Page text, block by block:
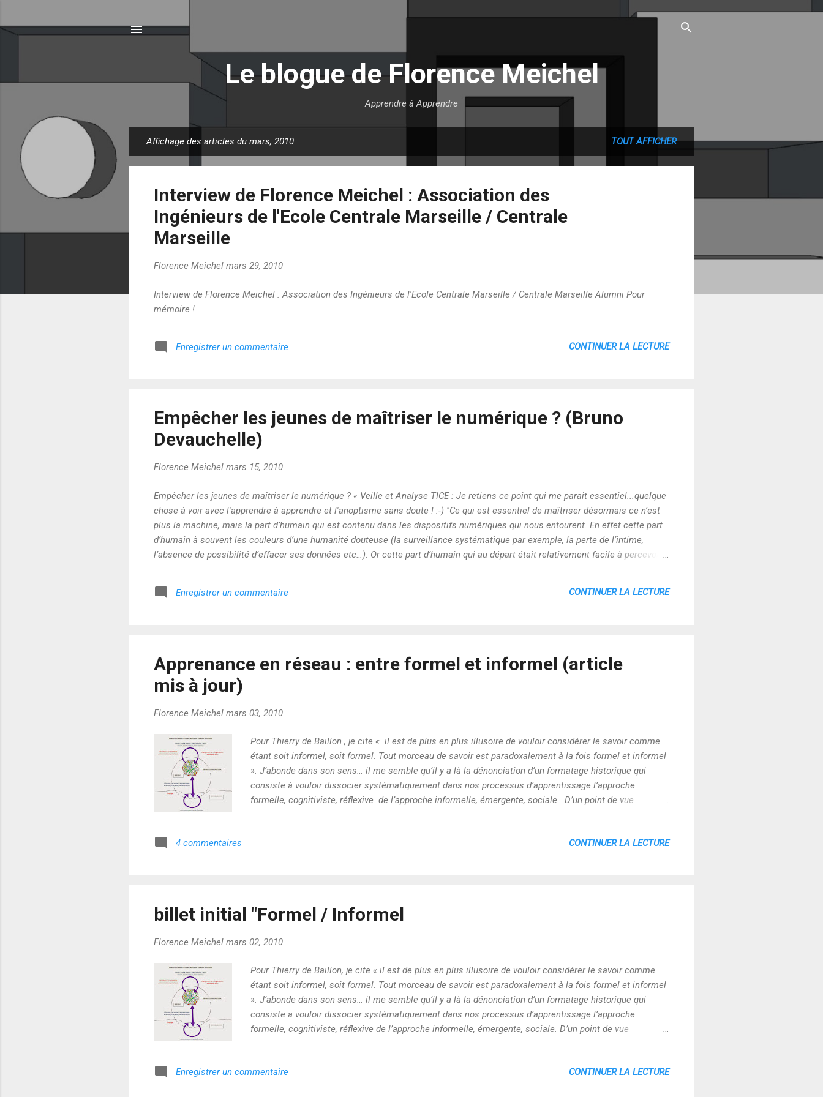
Accéder au contenu principal
Le blogue de Florence Meichel
Apprendre à Apprendre
r
Affichage des articles du mars, 2010 TOUT AFFICHER
Interview de Florence Meichel : Association des
Ingénieurs de l'Ecole Centrale Marseille / Centrale
Marseille
Florence Meichel mars 29, 2010
Interview de Florence Meichel : Association des Ingénieurs de l'Ecole Centrale Marseille / Centrale Marseille Alumni Pour
mémoire !
Enregistrer un commentaire CONTINUER LA LECTURE
Empêcher les jeunes de maîtriser le numérique ? (Bruno
Devauchelle)
Florence Meichel mars 15, 2010
Empêcher les jeunes de maîtriser le numérique ? « Veille et Analyse TICE : Je retiens ce point qui me parait essentiel...quelque
chose à voir avec l'apprendre à apprendre et l'anoptisme sans doute ! :-) "Ce qui est essentiel de maîtriser désormais ce n’est
plus la machine, mais la part d’humain qui est contenu dans les dispositifs numériques qui nous entourent. En effet cette part
d’humain à souvent les couleurs d’une humanité douteuse (la surveillance systématique par exemple, la perte de l’intime,
l’absence de possibilité d’effacer ses données etc…). Or cette part d’humain qui au départ était relativement facile à percevoir
à soi, c’est aussi une intention contenue dans la façon même dont elle se laisse utiliser. Or ce qui est le plus grave ce n’est pas
que l’on ne connaisse pas la technique sous-jacente, mais que des concepteurs ont mis le...
Enregistrer un commentaire CONTINUER LA LECTURE
Apprenance en réseau : entre formel et informel (article
mis à jour)
Florence Meichel mars 03, 2010
Pour Thierry de Baillon , je cite « il est de plus en plus illusoire de vouloir considérer le savoir comme
étant soit informel, soit formel. Tout morceau de savoir est paradoxalement à la fois formel et informel
». J’abonde dans son sens… il me semble qu’il y a là la dénonciation d’un formatage historique qui
consiste à vouloir dissocier systématiquement dans nos processus d’apprentissage l’approche
formelle, cognitiviste, réflexive de l’approche informelle, émergente, sociale. D’un point de vue
bousculer radicalement l’ensemble de ces repères pédagogiques : au travers de leurs usages, elles
4 commentaires CONTINUER LA LECTURE
billet initial "Formel / Informel
Florence Meichel mars 02, 2010
Pour Thierry de Baillon, je cite « il est de plus en plus illusoire de vouloir considérer le savoir comme
étant soit informel, soit formel. Tout morceau de savoir est paradoxalement à la fois formel et informel
». J’abonde dans son sens… il me semble qu’il y a là la dénonciation d’un formatage historique qui
consiste a vouloir dissocier systématiquement dans nos processus d’apprentissage l’approche
formelle, cognitiviste, réflexive de l’approche informelle, émergente, sociale. D’un point de vue
bousculer radicalement l’ensemble de ces repères pédagogiques : au travers de leurs usages, elles
Enregistrer un commentaire CONTINUER LA LECTURE